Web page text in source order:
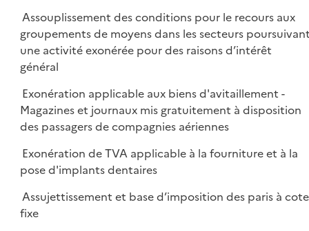
Assouplissement des conditions pour le recours aux
groupements de moyens dans les secteurs
une activité exonérée pour des raisons d’intérêt
général
Exonération applicable aux biens d'avitaillement -
Magazines et journaux mis gratuitement à disposition
des passagers de compagnies aériennes
Exonération de TVA applicable à la fourniture et à la
pose d'implants dentaires
Assujettissement et base d’imposition des paris à cote
fixe